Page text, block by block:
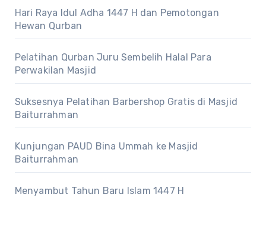
Hari Raya Idul Adha 1447 H dan Pemotongan
Hewan Qurban
Pelatihan Qurban Juru Sembelih Halal Para
Perwakilan Masjid
Suksesnya Pelatihan Barbershop Gratis di Masjid
Baiturrahman
Kunjungan PAUD Bina Ummah ke Masjid
Baiturrahman
Menyambut Tahun Baru Islam 1447 H